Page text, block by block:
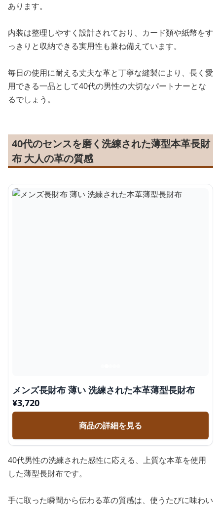
あります。
内装は整理しやすく設計されており、カード類や紙幣をす
っきりと収納できる実用性も兼ね備えています。
毎日の使用に耐える丈夫な革と丁寧な縫製により、長く愛
用できる一品として40代の男性の大切なパートナーとな
るでしょう。
40代のセンスを磨く洗練された薄型本革長財
布 大人の革の質感
メンズ長財布 薄い 洗練された本革薄型長財布
¥3,720
商品の詳細を見る
40代男性の洗練された感性に応える、上質な本革を使用
した薄型長財布です。
手に取った瞬間から伝わる革の質感は、使うたびに味わい